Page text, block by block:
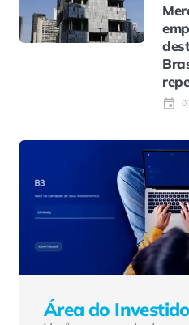
Área do